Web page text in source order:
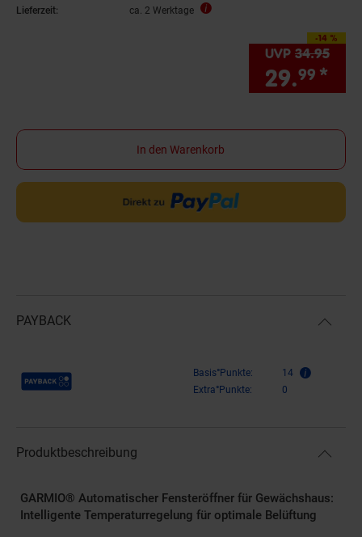
Lieferzeit:
ca. 2 Werktage
-14 %
Sie Sparen 14
UVP 34.95
29.99 *
In den Warenkorb
PAYBACK
Payback Punkte Basis°Punkte:
14
Extra°Punkte:
0
Produktbeschreibung
GARMIO® Automatischer Fensteröffner für Gewächshaus:
Intelligente Temperaturregelung für optimale Belüftung